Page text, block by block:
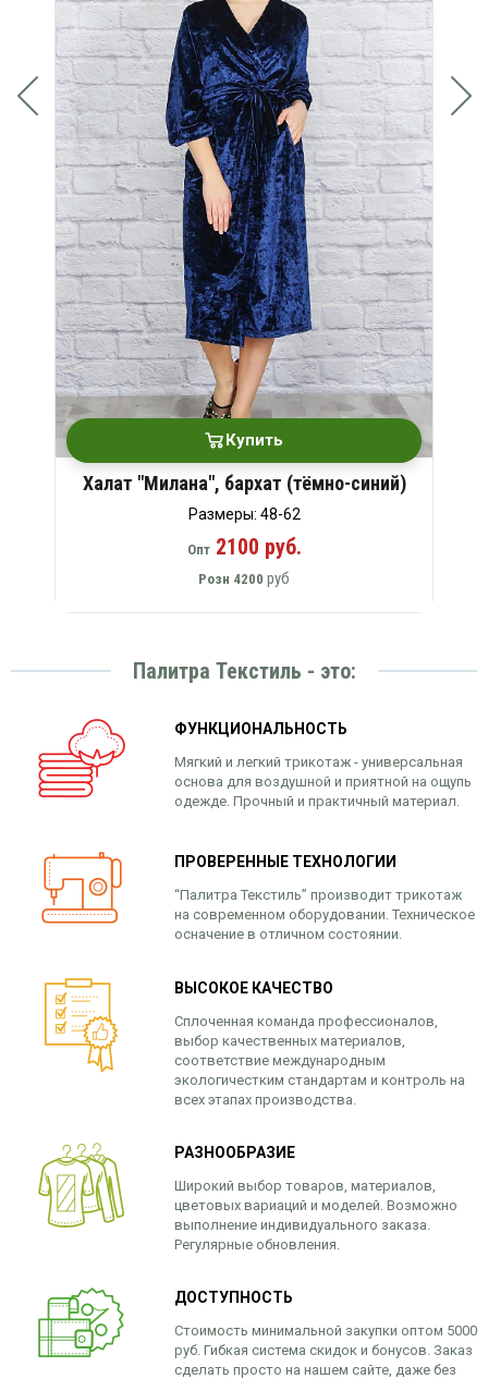
Купить
Халат "Милана", бархат (тёмно-синий)
Размеры: 48-62
Опт2100 руб.
Розн 4200 руб
Палитра Текстиль - это:
ФУНКЦИОНАЛЬНОСТЬ
Мягкий и легкий трикотаж - универсальная
основа для воздушной и приятной на ощупь
одежде. Прочный и практичный материал.
ПРОВЕРЕННЫЕ ТЕХНОЛОГИИ
“Палитра Текстиль” производит трикотаж
на современном оборудовании. Техническое
осначение в отличном состоянии.
ВЫСОКОЕ КАЧЕСТВО
Сплоченная команда профессионалов,
выбор качественных материалов,
соответствие международным
экологичестким стандартам и контроль на
всех этапах производства.
РАЗНООБРАЗИЕ
Широкий выбор товаров, материалов,
цветовых вариаций и моделей. Возможно
выполнение индивидуального заказа.
Регулярные обновления.
ДОСТУПНОСТЬ
Стоимость минимальной закупки оптом 5000
руб. Гибкая система скидок и бонусов. Заказ
сделать просто на нашем сайте, даже без